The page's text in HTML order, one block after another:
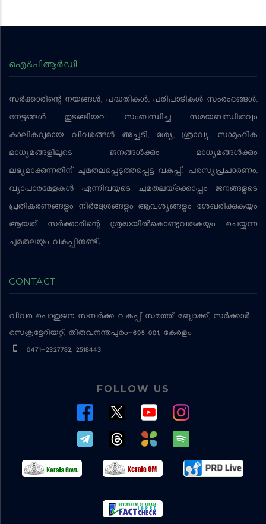
ഐ&പിആര്‍ഡി
സര്‍ക്കാരിന്റെ നയങ്ങള്‍, പദ്ധതികള്‍, പരിപാടികള്‍ സംരംഭങ്ങള്‍,
നേട്ടങ്ങള്‍ തുടങ്ങിയവ സംബന്ധിച്ച സമയബന്ധിതവും
കാലികവുമായ വിവരങ്ങള്‍ അച്ചടി, ദൃശ്യ, ശ്രാവ്യ, സാമൂഹിക
മാധ്യമങ്ങളിലൂടെ ജനങ്ങള്‍ക്കും മാധ്യമങ്ങള്‍ക്കും
ലഭ്യമാക്കുന്നതിന് ചുമതലപ്പെടുത്തപ്പെട്ട വകുപ്പ്. പരസ്യപ്രചാരണം,
വ്യാപാരമേളകള്‍ എന്നിവയുടെ ചുമതലയ്‌ക്കൊപ്പം ജനങ്ങളുടെ
പ്രതികരണങ്ങളും നിര്‍ദ്ദേശങ്ങളും ആവശ്യങ്ങളും ശേഖരിക്കുകയും
ആയത് സര്‍ക്കാരിന്റെ ശ്രദ്ധയില്‍കൊണ്ടുവരുകയും ചെയ്യുന്ന
ചുമതലയും വകുപ്പിനുണ്ട്.
CONTACT
വിവര പൊതുജന സമ്പര്‍ക്ക വകുപ്പ് സൗത്ത് ബ്ലോക്ക്, സര്‍ക്കാര്‍
സെക്രട്ടേറിയറ്റ്, തിരുവനന്തപുരം-695 001, കേരളം
0471-2327782, 2518443
FOLLOW US